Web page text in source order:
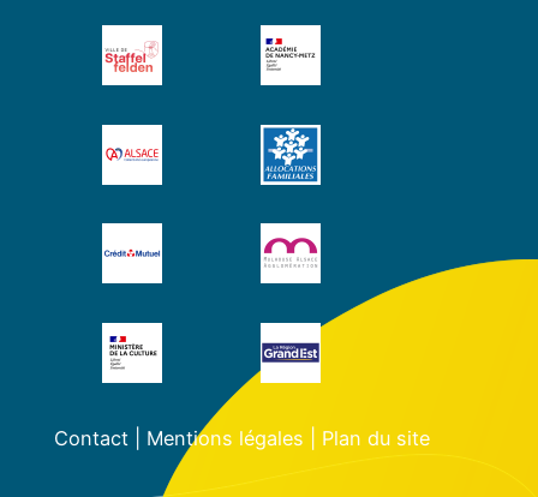
Contact| Mentions légales Plan du site